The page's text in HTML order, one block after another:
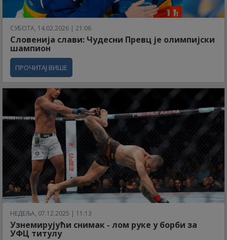
СУБОТА, 14.02.2026 | 21:06
Словенија слави: Чудесни Превц је олимпијски
шампион
ПРОЧИТАЈ ВИШЕ
НЕДЕЉА, 07.12.2025 | 11:13
Узнемирујући снимак - лом руке у борби за
УФЦ титулу